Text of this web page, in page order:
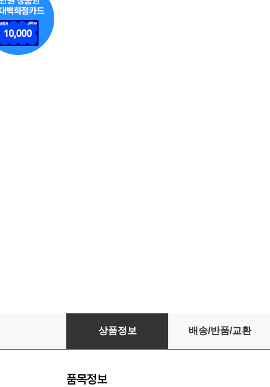
유다빈밴드 - IGNITE / 비닐랩핑된 미개봉 새
상품정보 배송/반품/교환
품목정보